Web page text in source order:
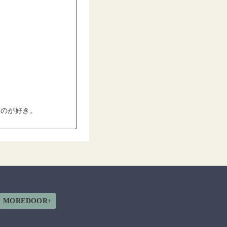
が好き。
MOREDOOR+